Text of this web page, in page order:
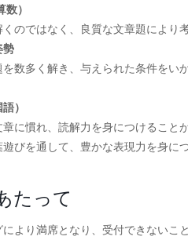
）
のではなく、良質な文章題により
勢
数多く解き、与えられた条件をい
）
に慣れ、読解力を身につけるこ
びを通して、豊かな表現力を身に
たって
より満席となり、受付できないこ